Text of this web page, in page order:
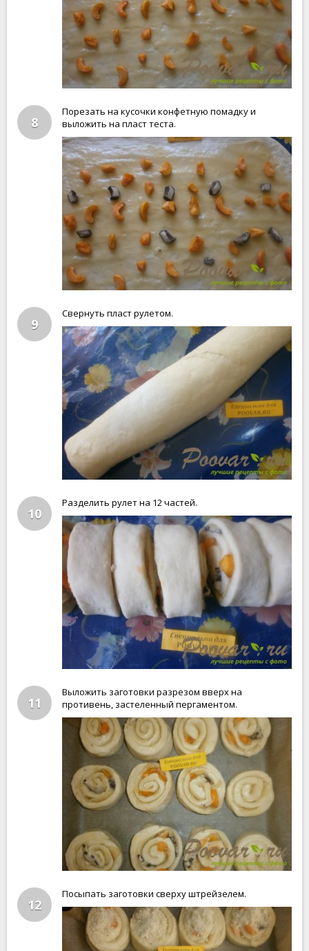
8
Порезать на кусочки конфетную помадку и
выложить на пласт теста.
9
Свернуть пласт рулетом.
10
Разделить рулет на 12 частей.
11
Выложить заготовки разрезом вверх на
противень, застеленный пергаментом.
12
Посыпать заготовки сверху штрейзелем.